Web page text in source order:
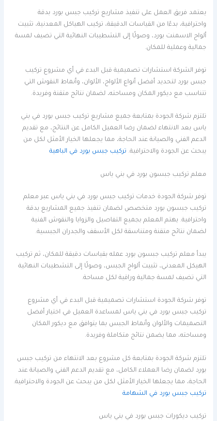
يعتمد فريق العمل على تنفيذ مشاريع تركيب جبس بورد بدقة
واحترافية، بدءًا من القياسات الدقيقة، تركيب الهياكل المعدنية، تثبيت
ألواح الاسمنت بورد، وصولًا إلى التشطيبات النهائية التي تضيف لمسة
جمالية وعملية للمكان.
توفر الشركة استشارات تصميمية قبل البدء في أي مشروع تركيب
جبس بورد لتحديد أفضل أنواع الألواح، الألوان، وأنماط النقوش التي
تتناسب مع ديكور المكان ومساحته، لضمان نتائج متقنة وفريدة.
تلتزم شركة الجودة بمتابعة جميع مشاريع تركيب جبس بورد في بني
ياس بعد الانتهاء لضمان رضا العميل الكامل عن النتائج، مع تقديم
الدعم الفني والصيانة عند الحاجة، مما يجعلها الخيار الأمثل لكل من
يبحث عن الجودة والاحترافية. تركيب جبس بورد في الباهية
معلم تركيب جبسون بورد في بني ياس
توفر شركة الجودة خدمات تركيب جبس بورد في بني ياس عبر معلم
تركيب جبسون بورد متخصص لضمان تنفيذ جميع المشاريع بدقة
واحترافية. يهتم المعلم بجميع التفاصيل والزوايا والنقوش الفنية
لضمان نتائج متقنة ومتناسقة لكل الأسقف والجدران الجبسية.
يبدأ معلم تركيب جبسون بورد عمله بقياسات دقيقة للمكان، ثم تركيب
الهيكل المعدني، تثبيت ألواح الجبس، وصولًا إلى التشطيبات النهائية
التي تضيف لمسة جمالية وراقية لكل مساحة.
توفر شركة الجودة استشارات تصميمية قبل البدء في أي مشروع
تركيب جبس بورد في بني ياس لمساعدة العميل في اختيار أفضل
التصميمات والألوان وأنماط الجبس بما يتوافق مع ديكور المكان
ومساحته، مما يضمن نتائج متكاملة وفريدة.
تلتزم شركة الجودة بمتابعة كل مشروع بعد الانتهاء من تركيب جبس
بورد لضمان رضا العملاء الكامل، مع تقديم الدعم الفني والصيانة عند
الحاجة، مما يجعلها الخيار الأمثل لكل من يبحث عن الجودة والاحترافية.
تركيب جبس بورد في الشهامة
تركيب ديكورات جبس بورد في بني ياس